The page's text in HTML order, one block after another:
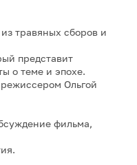
травяных сборов и
представит
о теме и эпохе.
Ольгой
фильма,